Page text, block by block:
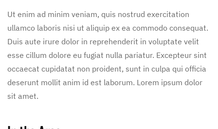
Ut enim ad minim veniam, quis nostrud exercitation
ullamco laboris nisi ut aliquip ex ea commodo consequat.
Duis aute irure dolor in reprehenderit in voluptate velit
esse cillum dolore eu fugiat nulla pariatur. Excepteur sint
occaecat cupidatat non proident, sunt in culpa qui officia
deserunt mollit anim id est laborum. Lorem ipsum dolor
sit amet.